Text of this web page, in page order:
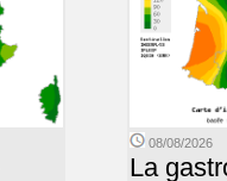
08/08/2026
La